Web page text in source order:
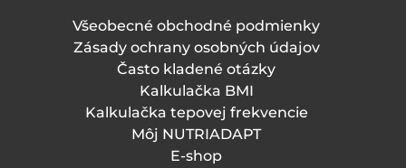
Všeobecné obchodné podmienky
Zásady ochrany osobných údajov
Často kladené otázky
Kalkulačka BMI
Kalkulačka tepovej frekvencie
Môj NUTRIADAPT
E-shop